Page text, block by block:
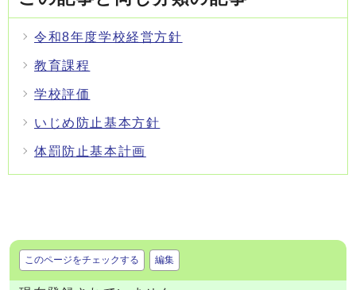
令和8年度学校経営方針
教育課程
学校評価
いじめ防止基本方針
体罰防止基本計画
このページをチェックする 編集